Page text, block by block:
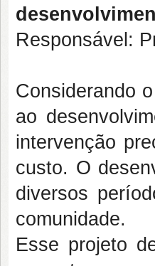
Responsável:
Considerando
ao
intervenção
custo. O
diversos
comunidade.
Esse projeto